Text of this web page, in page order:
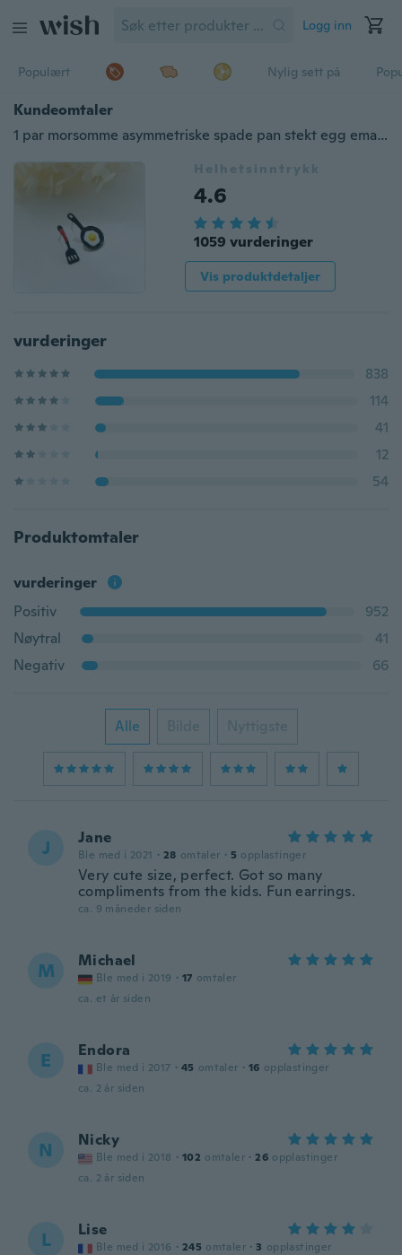
Logg inn
Populært Nylig sett på
Kundeomtaler
1 par morsomme asymmetriske spade pan stekt egg emalje Stud / dråpe øreringer kvinnemote personlighet kreative bursdagsgaver
Helhetsinntrykk
4.6
1059 vurderinger
Vis produktdetaljer
vurderinger
838
114
41
12
54
Produktomtaler
vurderinger
Positiv
952
Nøytral
41
Negativ
66
Alle Bilde Nyttigste
J Jane
Ble med i 2021 · 28 omtaler · 5 opplastinger
Very cute size, perfect. Got so many
compliments from the kids. Fun earrings.
ca. 9 måneder siden
M Michael
Ble med i 2019 · 17 omtaler
ca. et år siden
E Endora
Ble med i 2017 · 45 omtaler · 16 opplastinger
ca. 2 år siden
N Nicky
Ble med i 2018 · 102 omtaler · 26 opplastinger
ca. 2 år siden
L Lise
Ble med i 2016 · 245 omtaler · 3 opplastinger